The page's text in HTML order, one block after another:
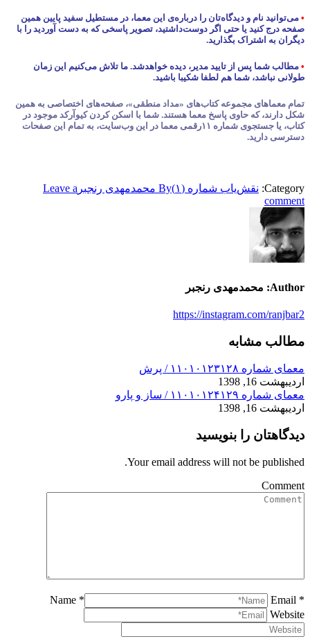
• می‌توانید نام و دیدگاه‌تان را درباره‌ی این معما، در مستطیل سفید پایین همین
صفحه درج کنید یا حتی اگر دوست‌داشتید، تصویر پاسخی که به دست آوردید را با
دیگران به اشتراک بگذارید.
• مطالب شما پس از تایید مدیر، دیده خواهدشد. ما تلاش می‌کنیم این زمان
طولانی نباشد، شما هم لطفا شکیبا باشید.
تمام معماهای مجموعه کتاب‌های «مداد منطقی»، صفحه‌های اختصاصی به همین
شکل دارند، که حاوی پاسخ معما هستند. شما با اسکن کردن کیوآرکد موجود در
کتاب، یا جستجوی شماره ۱۱رقمی معما در این وب‌سایت، به تمام این صفحات
دسترسی دارید.
Category: نقش‌یاب شماره (۱) By محمدمهدی رنجبر Leave a
comment
Author: محمدمهدی رنجبر
https://instagram.com/ranjbar2
مطالب مشابه
معمای شماره ۱۱۰۱۰۱۲۳۱۲۸ / پرش
اردیبهشت 16, 1398
معمای شماره ۱۱۰۱۰۱۲۴۱۲۹ / ساز و پارو
اردیبهشت 16, 1398
دیدگاهتان را بنویسید
Your email address will not be published.
Comment
Name *
Email *
Website